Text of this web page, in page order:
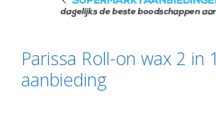
Parissa Roll-on wax 2 in 1
aanbieding